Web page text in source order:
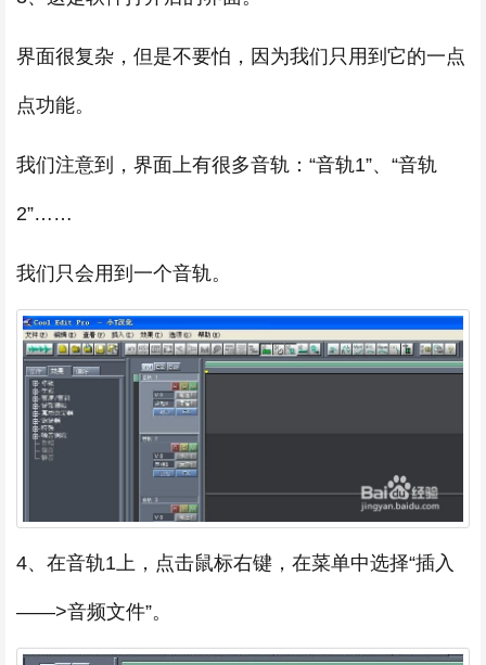
界面很复杂，但是不要怕，因为我们只用到它的一点
点功能。
我们注意到，界面上有很多音轨：“音轨1”、“音轨
2”……
我们只会用到一个音轨。
4、在音轨1上，点击鼠标右键，在菜单中选择“插入
——>音频文件”。